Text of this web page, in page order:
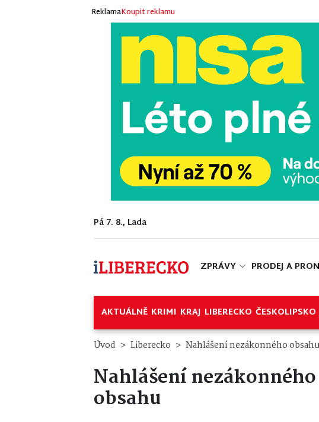
ReklamaKoupit reklamu
Pá 7. 8., Lada
ZPRÁVY PRODEJ A
AKTUÁLNĚ KRIMI KRAJ LIBERECKO ČESKOLIPSKO
Úvod Liberecko Nahlášení nezákonného obsahu
Nahlášení nezákonného
obsahu